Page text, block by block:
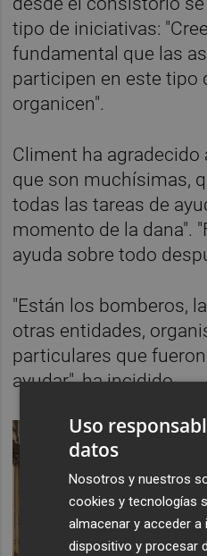
tipo de iniciativas:
fundamental que las
participen en este tipo
organicen".
Climent ha agradecido
que son muchísimas,
todas las tareas de
momento de la dana".
ayuda sobre todo
"Están los bomberos,
otras entidades,
particulares que
ayudar", ha incidido.
Uso
datos
Nosotros y nuestros
cookies y tecnologías
almacenar y acceder
dispositivo y procesar